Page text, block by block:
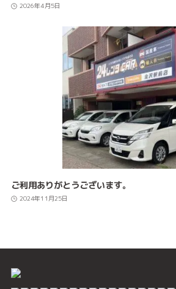
2026年4月5日
ご利用ありがとうございます。
2024年11月25日